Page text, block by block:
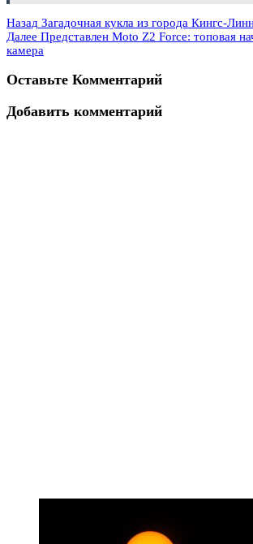
Назад Загадочная кукла из города Кингс-
Далее Представлен Moto Z2 Force: топовая
камера
Оставьте Комментарий
Добавить комментарий